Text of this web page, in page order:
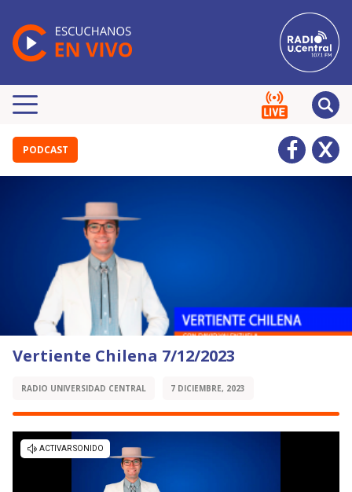
PODCAST
Vertiente Chilena 7/12/2023
RADIO UNIVERSIDAD CENTRAL 7 DICIEMBRE, 2023